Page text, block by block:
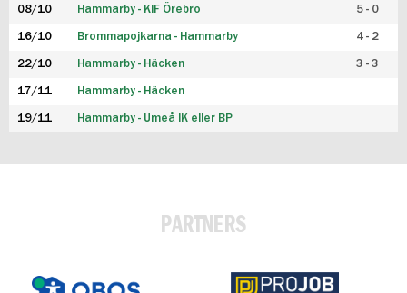
08/10 Hammarby - KIF Örebro 5 - 0
16/10 Brommapojkarna - Hammarby 4 - 2
22/10 Hammarby - Häcken 3 - 3
17/11 Hammarby - Häcken
19/11 Hammarby - Umeå IK eller BP
PARTNERS